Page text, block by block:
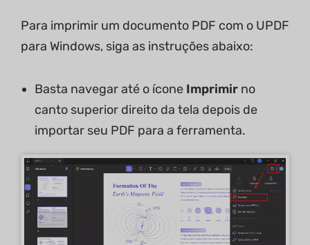
Para imprimir um documento PDF com o UPDF
para Windows, siga as instruções abaixo:
Basta navegar até o ícone Imprimir no
canto superior direito da tela depois de
importar seu PDF para a ferramenta.